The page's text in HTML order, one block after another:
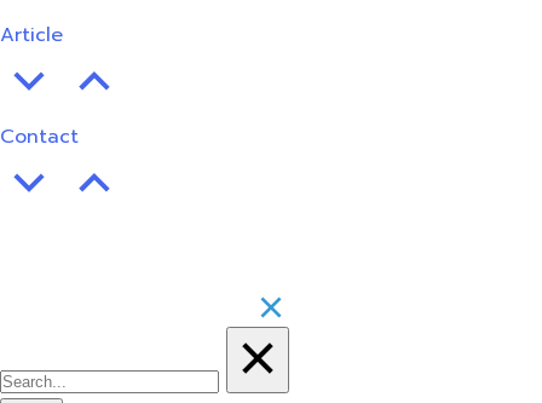
Article
Contact